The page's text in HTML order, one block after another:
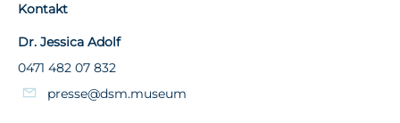
Kontakt
Dr. Jessica Adolf
0471 482 07 832
presse@dsm.museum